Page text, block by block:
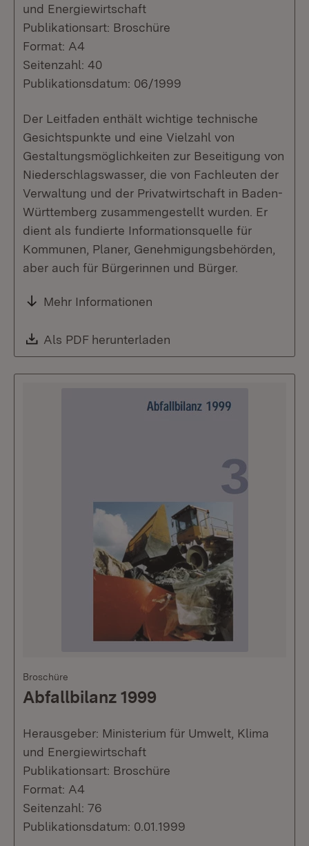
und Energiewirtschaft
Publikationsart: Broschüre
Format: A4
Seitenzahl: 40
Publikationsdatum: 06/1999
Der Leitfaden enthält wichtige technische
Gesichtspunkte und eine Vielzahl von
Gestaltungsmöglichkeiten zur Beseitigung von
Niederschlagswasser, die von Fachleuten der
Verwaltung und der Privatwirtschaft in Baden-
Württemberg zusammengestellt wurden. Er
dient als fundierte Informationsquelle für
Kommunen, Planer, Genehmigungsbehörden,
aber auch für Bürgerinnen und Bürger.
Mehr Informationen
Download:
Als PDF herunterladen
Broschüre
Abfallbilanz 1999
Herausgeber: Ministerium für Umwelt, Klima
und Energiewirtschaft
Publikationsart: Broschüre
Format: A4
Seitenzahl: 76
Publikationsdatum: 0.01.1999